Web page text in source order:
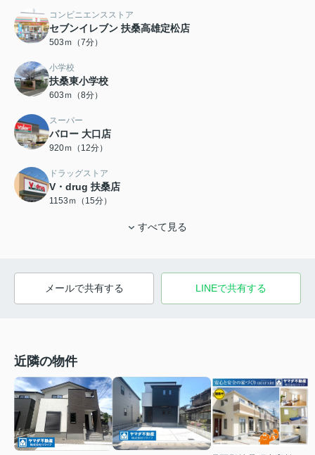
コンビニエンスストア
セブンイレブン 扶桑高雄定松店
503ｍ（7分）
小学校
扶桑東小学校
603ｍ（8分）
スーパー
バロー 大口店
920ｍ（12分）
ドラッグストア
V・drug 扶桑店
1153ｍ（15分）
すべて見る
メールで共有する LINEで共有する
近隣の物件